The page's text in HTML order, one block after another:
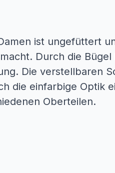
ist ungefüttert
Durch die
Die verstellbaren
die einfarbige Optik
Oberteilen.